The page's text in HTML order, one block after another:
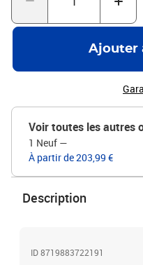
comprend 4 chaises
Ajouter
Voir toutes les autres
1 Neuf —
À partir de 203,99 €
Description
ID 8719883722191